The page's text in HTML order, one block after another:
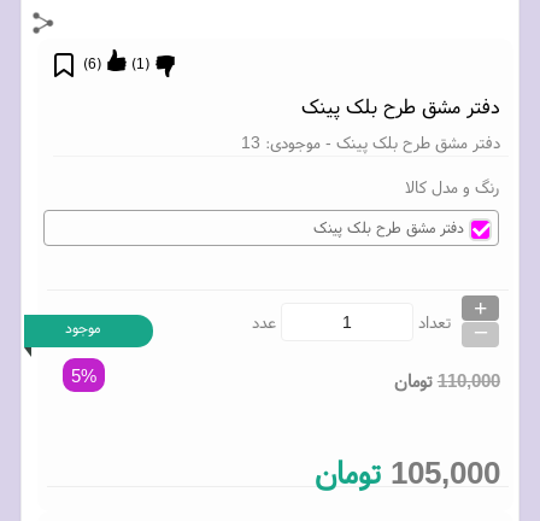
دفتر مشق طرح بلک پینک
(
6
) (
1
)
دفتر مشق طرح بلک پینک- موجودی: 13
رنگ و مدل کالا
دفتر مشق طرح بلک پینک
تعداد
+
_ عدد موجود
5% 110,000تومان
105,000 تومان